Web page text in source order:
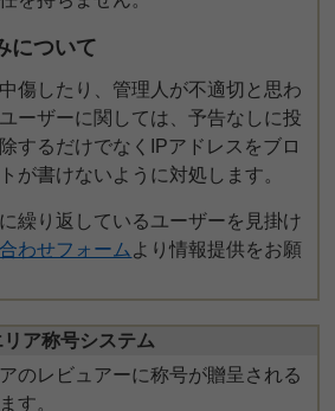
について
傷したり、管理人が不適切と思わ
ーザーに関しては、予告なしに投
するだけでなくIPアドレスをブロ
が書けないように対処します。
繰り返しているユーザーを見掛け
わせフォーム より情報提供をお願
リア称号システム
のレビュアーに称号が贈呈される
す。